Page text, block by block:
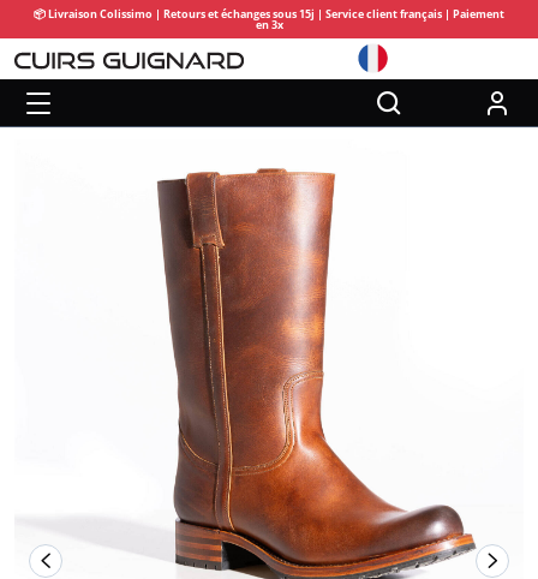
📦 Livraison Colissimo | Retours et échanges sous 15j | Service client français | Paiement
en 3x